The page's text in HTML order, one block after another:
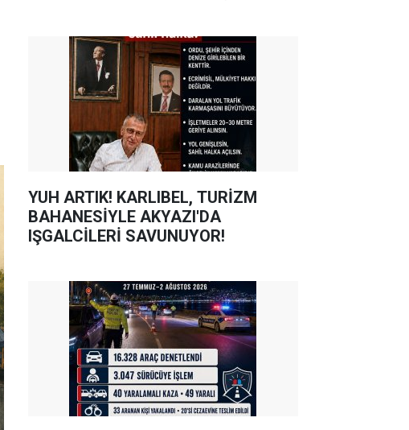
YUH ARTIK! KARLIBEL, TURİZM
BAHANESİYLE AKYAZI'DA
IŞGALCİLERİ SAVUNUYOR!